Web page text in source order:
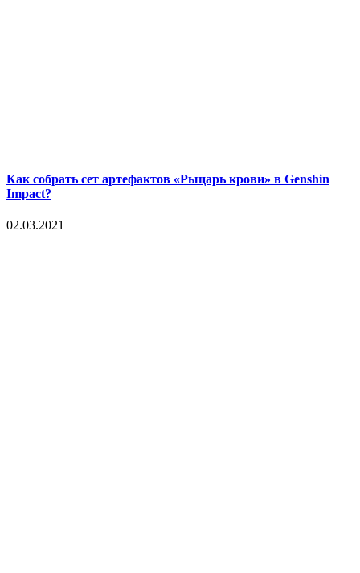
Как собрать сет артефактов «Рыцарь крови» в Genshin
Impact?
02.03.2021